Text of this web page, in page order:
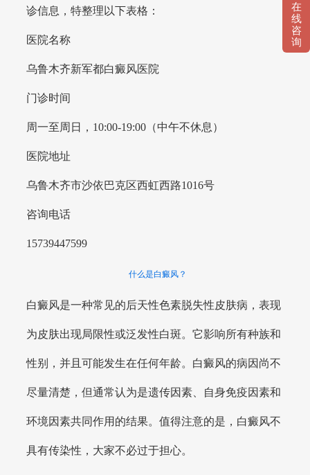
诊信息，特整理以下表格：
医院名称
乌鲁木齐新军都白癜风医院
门诊时间
周一至周日，10:00-19:00（中午不休息）
医院地址
乌鲁木齐市沙依巴克区西虹西路1016号
咨询电话
15739447599
什么是白癜风？
白癜风是一种常见的后天性色素脱失性皮肤病，表现
为皮肤出现局限性或泛发性白斑。它影响所有种族和
性别，并且可能发生在任何年龄。白癜风的病因尚不
尽量清楚，但通常认为是遗传因素、自身免疫因素和
环境因素共同作用的结果。值得注意的是，白癜风不
具有传染性，大家不必过于担心。
在
线
咨
询